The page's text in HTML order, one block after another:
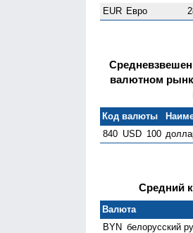
EUR Евро
валютном
Код валюты
840 USD 100
Средний
Валюта
BYN белорусский